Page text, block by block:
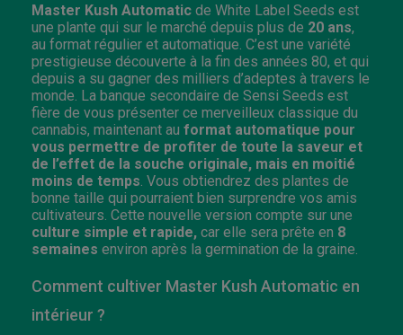
Master Kush Automatic de White Label Seeds est
une plante qui sur le marché depuis plus de 20 ans,
au format régulier et automatique. C’est une variété
prestigieuse découverte à la fin des années 80, et qui
depuis a su gagner des milliers d’adeptes à travers le
monde. La banque secondaire de Sensi Seeds est
fière de vous présenter ce merveilleux classique du
cannabis, maintenant au format automatique pour
vous permettre de profiter de toute la saveur et
de l’effet de la souche originale, mais en moitié
moins de temps . Vous obtiendrez des plantes de
bonne taille qui pourraient bien surprendre vos amis
cultivateurs. Cette nouvelle version compte sur une
culture simple et rapide, car elle sera prête en 8
semaines environ après la germination de la graine.
Comment cultiver Master Kush Automatic en
intérieur ?